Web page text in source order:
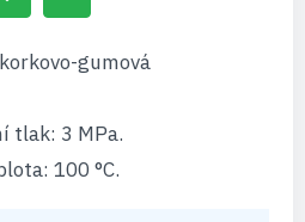
gumová
tlak: 3 MPa.
100 °C.